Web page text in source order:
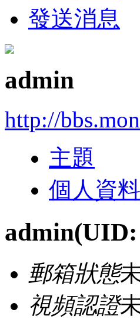
發送消息
admin
http://
主題
個人資料
admin(UID:
郵箱狀態
視頻認證